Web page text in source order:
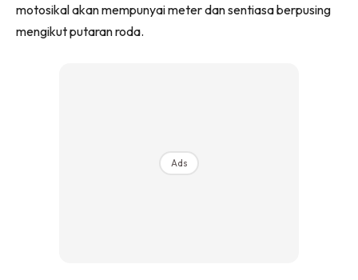
motosikal akan mempunyai meter dan sentiasa berpusing
mengikut putaran roda.
Ads